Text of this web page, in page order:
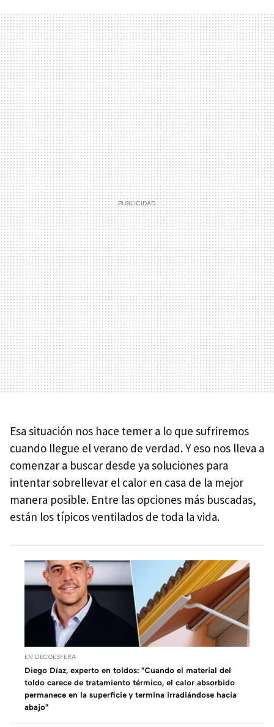
Esa situación nos hace temer a lo que sufriremos
cuando llegue el verano de verdad. Y eso nos lleva a
comenzar a buscar desde ya soluciones para
intentar sobrellevar el calor en casa de la mejor
manera posible. Entre las opciones más buscadas,
están los típicos ventilados de toda la vida.
EN DECOESFERA
Diego Díaz, experto en toldos: "Cuando el material del
toldo carece de tratamiento térmico, el calor absorbido
permanece en la superficie y termina irradiándose hacia
abajo"